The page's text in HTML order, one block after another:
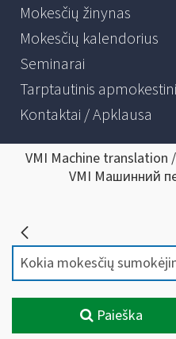
Mokesčių žinynas
Mokesčių kalendorius
Seminarai
Tarptautinis
Kontaktai / Apklausa
VMI Machine
VMI Машинний
Paieška